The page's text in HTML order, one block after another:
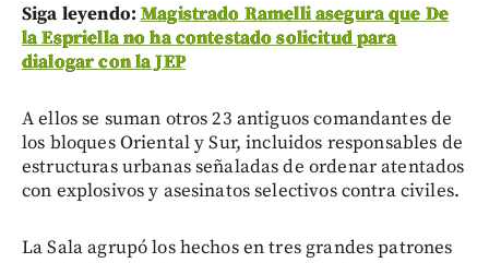
Siga leyendo:Magistrado Ramelli asegura que De
la Espriella no ha contestado solicitud para
dialogar con la JEP
A ellos se suman otros 23 antiguos comandantes de
los bloques Oriental y Sur, incluidos responsables de
estructuras urbanas señaladas de ordenar atentados
con explosivos y asesinatos selectivos contra civiles.
La Sala agrupó los hechos en tres grandes patrones